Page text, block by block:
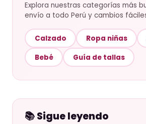
Explora nuestras categorías más
envío a todo Perú y cambios
Calzado Ropa niñas
Bebé
Guía de tallas
📚 Sigue leyendo